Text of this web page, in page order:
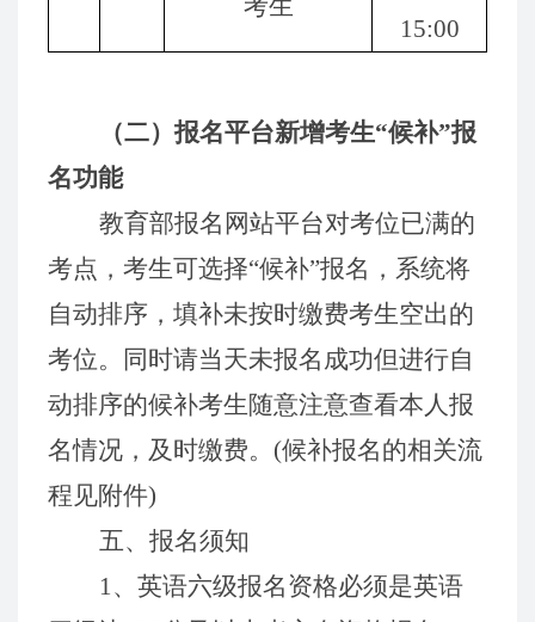
考生
15:00
（二）报名平台新增考生“候补”报
名功能
教育部报名 网站平台对考位已满的
考点，考生可选择“候补”报名，系统将
自动排序，填补未按时缴费考生空出的
考位。同时请当天未报名成功但进行自
动排序的候补考生随意注意查看本人报
名情况，及时缴费。 (候补报名的相关流
程 见附件)
五、报名须知
1、英语六级报名资格必须是英语